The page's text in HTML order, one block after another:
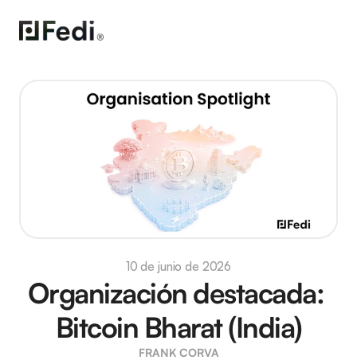
10 de junio de 2026
Organización destacada:
Bitcoin Bharat (India)
FRANK CORVA